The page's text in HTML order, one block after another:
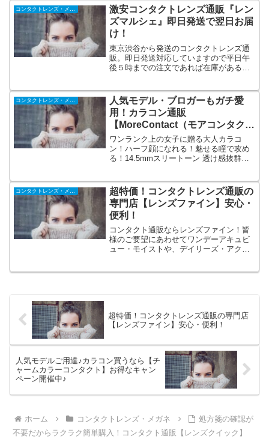
でなく通常のクリアコンタクト、保存
液、コスメ雑貨も取り扱っております。
コンタクトレンズ・メガネ
激安コンタクトレンズ通販『レン
ズマルシェ』即日発送で翌日お届
け！
東京渋谷から発送のコンタクトレンズ通
販。即日発送対応していますので平日午
後５時までの注文であれば在庫がある商
クト通販では扱っていないハードコンタ
クトや遠近両用ハードの扱いもありま
す。
人気モデル・ブロガーもガチ愛
用！カラコン通販
【MoreContact（モアコンタク
ト）】
ワンランク上の女子に贈る大人カラコ
ン！ハーフ顔になれる！魅せる瞳で攻め
る！14.5mmスリートーン 透け感抜群の
ンブランドが【モアコン】にはズラリ♪発
送スピード、ユーザーサポートも高評価
コンタクトレンズ・メガネ
超特価！コンタクトレンズ通販の
専門店【レンズファイン】安心・
便利！
コンタクト通販ならレンズファイン！皆
様のご要望にあわせてワンデーアキュビ
ュー・モイストや、デイリーズ・アクア
超特価！コンタクトレンズ通販の専門店
【レンズファイン】安心・便利！
人気モデルご用達♪カラコン買うなら【チ
ャームカラーコンタクト】お得なキャン
ペーン開催中♪
ホーム コンタクトレンズ・メガネ
処方箋の確認が
不要だからラクラク簡単購入！コンタクト通販【レンズクイック】